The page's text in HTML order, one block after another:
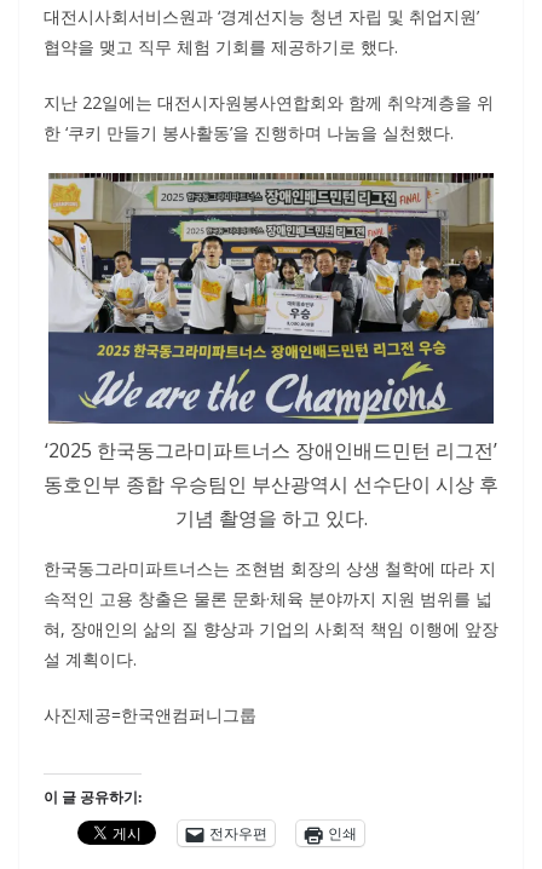
대전시사회서비스원과 ‘경계선지능 청년 자립 및 취업지원’
협약을 맺고 직무 체험 기회를 제공하기로 했다.
지난 22일에는 대전시자원봉사연합회와 함께 취약계층을 위
한 ‘쿠키 만들기 봉사활동’을 진행하며 나눔을 실천했다.
‘2025 한국동그라미파트너스 장애인배드민턴 리그전’
동호인부 종합 우승팀인 부산광역시 선수단이 시상 후
기념 촬영을 하고 있다.
한국동그라미파트너스는 조현범 회장의 상생 철학에 따라 지
속적인 고용 창출은 물론 문화·체육 분야까지 지원 범위를 넓
혀, 장애인의 삶의 질 향상과 기업의 사회적 책임 이행에 앞장
설 계획이다.
사진제공=한국앤컴퍼니그룹
이 글 공유하기:
전자우편
인쇄